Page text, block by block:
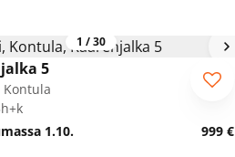
1 /30
5
Kontula
1.10.
999 €